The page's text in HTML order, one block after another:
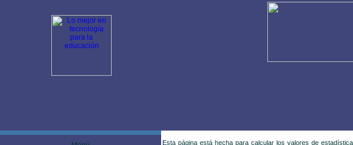
Esta página está hecha para calcular los valores de